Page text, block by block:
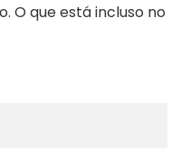
O que está incluso no